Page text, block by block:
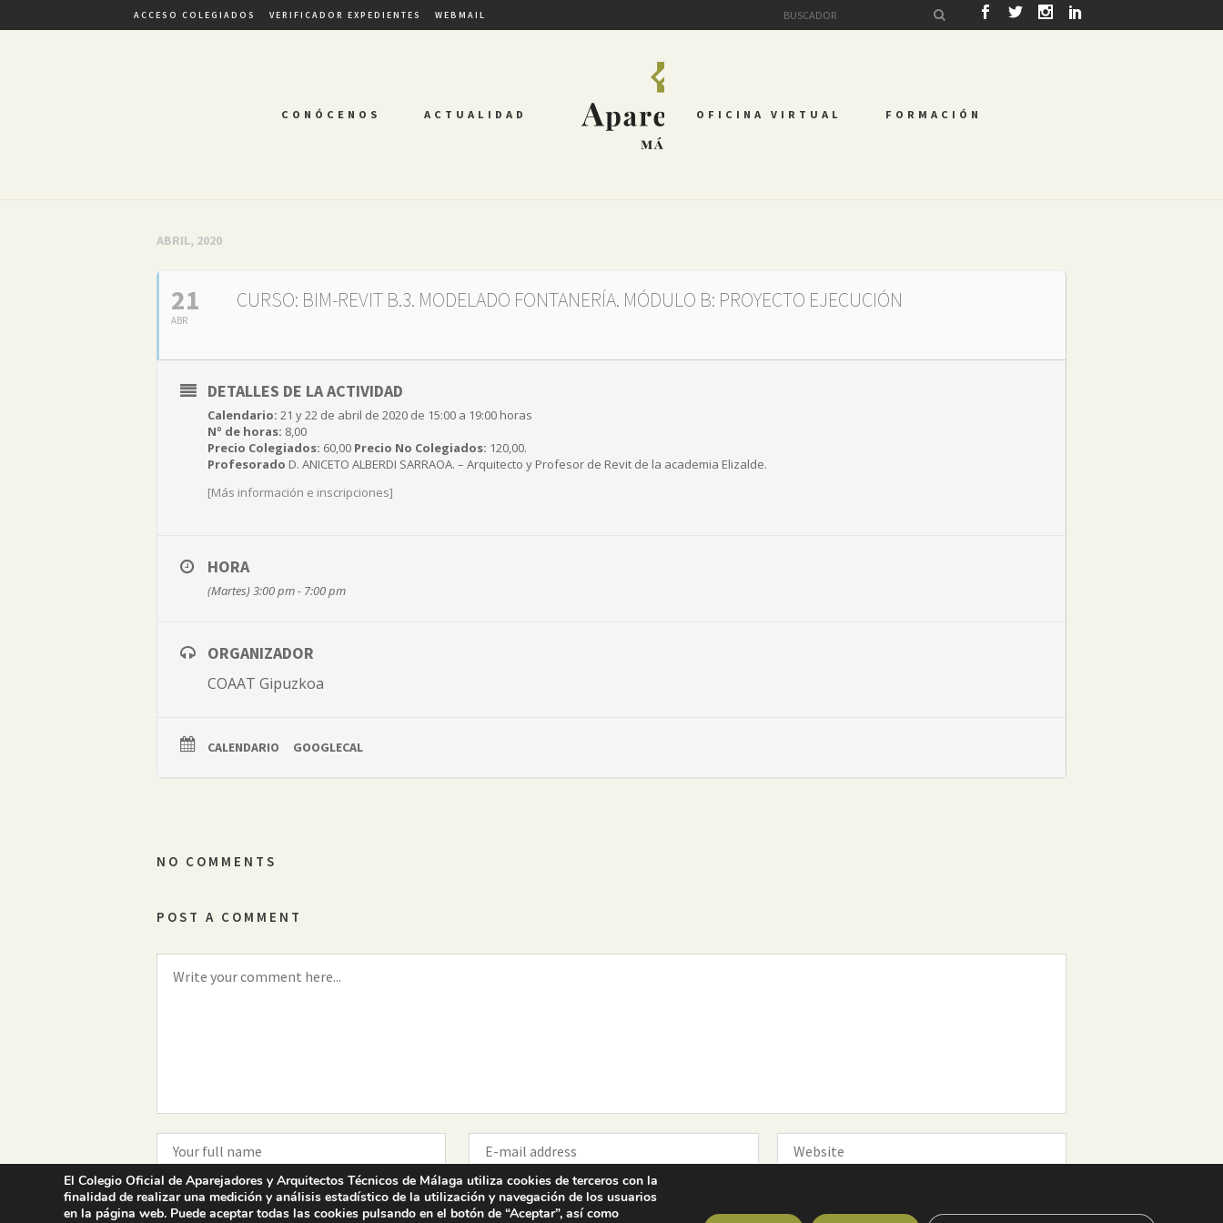
ACCESO COLEGIADOS VERIFICADOR EXPEDIENTES WEBMAIL
CONÓCENOS ACTUALIDAD OFICINA VIRTUAL FORMACIÓN
ABRIL, 2020
21
ABR
CURSO: BIM-REVIT B.3. MODELADO FONTANERÍA. MÓDULO B: PROYECTO EJECUCIÓN
DETALLES DE LA ACTIVIDAD
Calendario: 21 y 22 de abril de 2020 de 15:00 a 19:00 horas
Nº de horas: 8,00
Precio Colegiados: 60,00 Precio No Colegiados: 120,00.
Profesorado D. ANICETO ALBERDI SARRAOA. – Arquitecto y Profesor de Revit de la academia Elizalde.
[Más información e inscripciones]
HORA
(Martes) 3:00 pm - 7:00 pm
ORGANIZADOR
COAAT Gipuzkoa
CALENDARIO GOOGLECAL
NO COMMENTS
POST A COMMENT
El Colegio Oficial de Aparejadores y Arquitectos Técnicos de Málaga utiliza cookies de terceros con la
finalidad de realizar una medición y análisis estadístico de la utilización y navegación de los usuarios
en la página web. Puede aceptar todas las cookies pulsando en el botón de “Aceptar”, así como